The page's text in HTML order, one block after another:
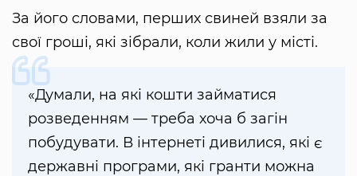
За його словами, перших свиней взяли за
свої гроші, які зібрали, коли жили у місті.
«Думали, на які кошти займатися
розведенням — треба хоча б загін
побудувати. В інтернеті дивилися, які є
державні програми, які гранти можна